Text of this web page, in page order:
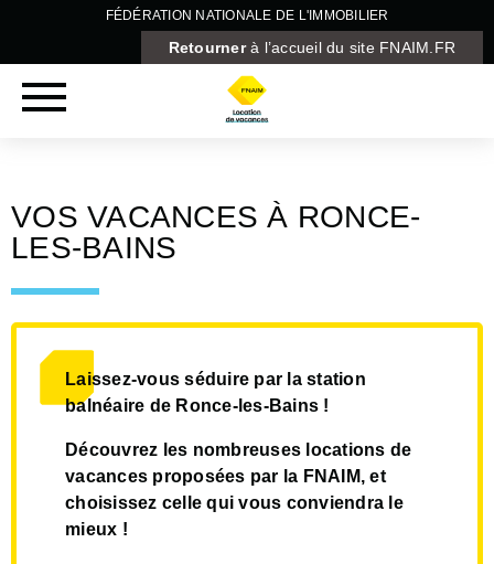
FÉDÉRATION NATIONALE DE L'IMMOBILIER
Retournerà l’accueil du site FNAIM.FR
VOS VACANCES À RONCE-
LES-BAINS
Laissez-vous séduire par la station
balnéaire de Ronce-les-Bains !
Découvrez les nombreuses locations de
vacances proposées par la FNAIM, et
choisissez celle qui vous conviendra le
mieux !